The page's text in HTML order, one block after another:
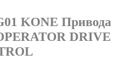
KONE Привода
DRIVE